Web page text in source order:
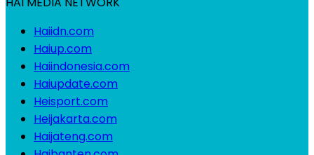
Haiidn.com
Haiup.com
Haiindonesia.com
Haiupdate.com
Heisport.com
Heijakarta.com
Haijateng.com